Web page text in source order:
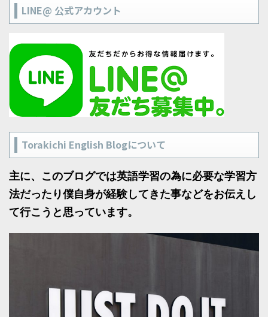
LINE@ 公式アカウント
Torakichi English Blogについて
主に、このブログでは英語学習の為に必要な学習方
法だったり僕自身が経験してきた事などをお伝えし
て行こうと思っています。